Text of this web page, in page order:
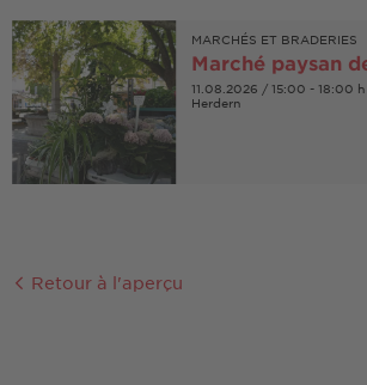
MARCHÉS ET BRADERIES
Marché paysan
11.08.2026 / 15:00 - 18:00
Herdern
Retour à l'aperçu